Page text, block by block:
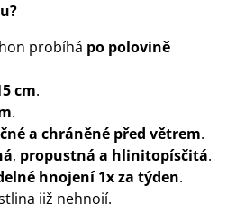
probíhá po polovině
cm.
.
a chráněné před větrem.
, propustná a hlinitopísčitá.
hnojení 1x za týden.
již nehnojí.